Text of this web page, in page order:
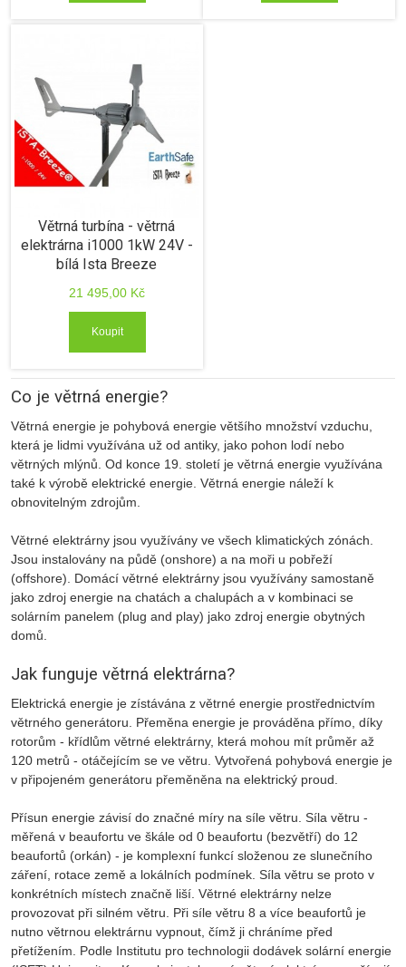
Větrná turbína - větrná
elektrárna i1000 1kW 24V -
bílá Ista Breeze
21 495,00 Kč
Koupit
Co je větrná energie?
Větrná energie je pohybová energie většího množství vzduchu,
která je lidmi využívána už od antiky, jako pohon lodí nebo
větrných mlýnů. Od konce 19. století je větrná energie využívána
také k výrobě elektrické energie. Větrná energie náleží k
obnovitelným zdrojům.
Větrné elektrárny jsou využívány ve všech klimatických zónách.
Jsou instalovány na půdě (onshore) a na moři u pobřeží
(offshore). Domácí větrné elektrárny jsou využívány samostaně
jako zdroj energie na chatách a chalupách a v kombinaci se
solárním panelem (plug and play) jako zdroj energie obytných
domů.
Jak funguje větrná elektrárna?
Elektrická energie je zístávána z větrné energie prostřednictvím
větrného generátoru. Přeměna energie je prováděna přímo, díky
rotorům - křídlům větrné elektrárny, která mohou mít průměr až
120 metrů - otáčejícím se ve větru. Vytvořená pohybová energie je
v připojeném generátoru přeměněna na elektrický proud.
Přísun energie závisí do značné míry na síle větru. Síla větru -
měřená v beaufortu ve škále od 0 beaufortu (bezvětří) do 12
beaufortů (orkán) - je komplexní funkcí složenou ze slunečního
záření, rotace země a lokálních podmínek. Síla větru se proto v
konkrétních místech značně liší. Větrné elektrárny nelze
provozovat při silném větru. Při síle větru 8 a více beaufortů je
nutno větrnou elektrárnu vypnout, čímž ji chráníme před
přetížením. Podle Institutu pro technologii dodávek solární energie